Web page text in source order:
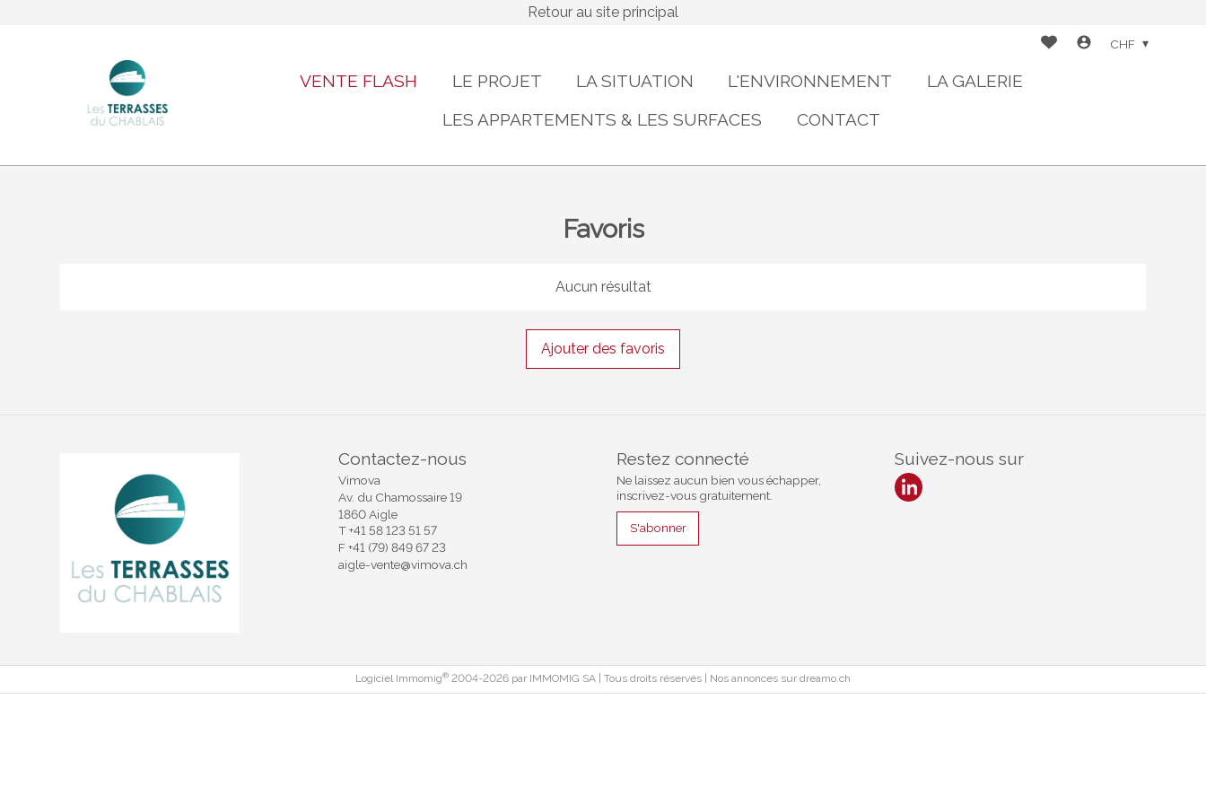
Retour au site principal
VENTE FLASH LE PROJET LA SITUATION L'ENVIRONNEMENT
LA GALERIE
LES APPARTEMENTS & LES SURFACES
CONTACT
CHF
Favoris
Aucun résultat
Ajouter des favoris
Contactez-nous
Vimova
Av. du Chamossaire 19
1860 Aigle
T+41 58 123 51 57
F+41 (79) 849 67 23
aigle-vente@vimova.ch
Restez connecté
Ne laissez aucun bien vous échapper,
inscrivez-vous gratuitement.
S'abonner
Suivez-nous sur
Logiciel Immomig® 2004-2026 par IMMOMIG SA | Tous droits réservés | Nos annonces sur dreamo.ch